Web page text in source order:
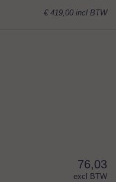
€ 419,00 incl BTW
76,03
excl BTW